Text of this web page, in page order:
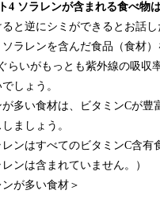
4 ソラレンが含まれる食べ物
と逆にシミができるとお話
ソラレンを含んだ食品（食材
らいがもっとも紫外線の吸収
しょう。
が多い食材は、ビタミンCが
ましょう。
レンはすべてのビタミンC含
ンは含まれていません。）
ンが多い食材＞